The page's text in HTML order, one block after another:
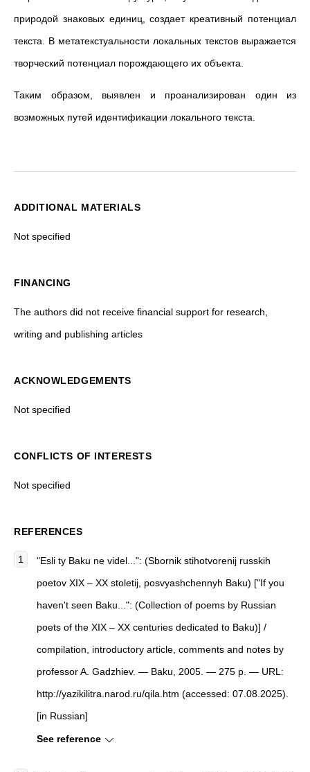
природой знаковых единиц, создает креативный потенциал
текста. В метатекстуальности локальных текстов выражается
творческий потенциал порождающего их объекта.
Таким образом, выявлен и проанализирован один из
возможных путей идентификации локального текста.
ADDITIONAL MATERIALS
Not specified
FINANCING
The authors did not receive financial support for research,
writing and publishing articles
ACKNOWLEDGEMENTS
Not specified
CONFLICTS OF INTERESTS
Not specified
REFERENCES
"Esli ty Baku ne videl...": (Sbornik stihotvorenij russkih
poetov XIX – XX stoletij, posvyashchennyh Baku) ["If you
haven't seen Baku...": (Collection of poems by Russian
poets of the XIX – XX centuries dedicated to Baku)] /
compilation, introductory article, comments and notes by
professor A. Gadzhiev. — Baku, 2005. — 275 p. — URL:
http://yazikilitra.narod.ru/qila.htm (accessed: 07.08.2025).
[in Russian]
See reference